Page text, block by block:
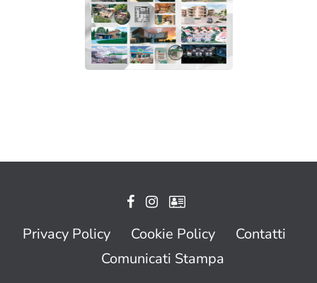
Privacy Policy Cookie Policy
Contatti
Comunicati Stampa